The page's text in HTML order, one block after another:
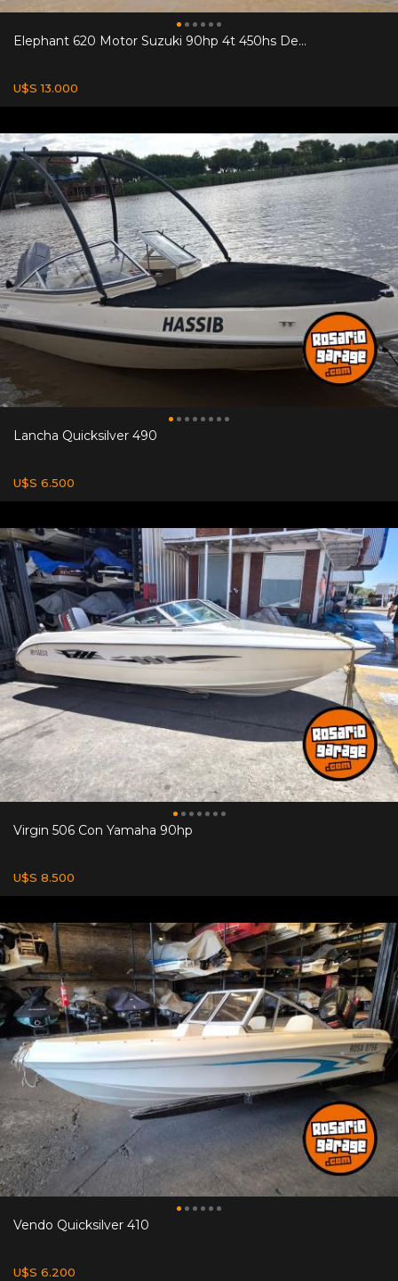
Elephant 620 Motor Suzuki 90hp 4t 450hs De...
U$S 13.000
Lancha Quicksilver 490
U$S 6.500
Virgin 506 Con Yamaha 90hp
U$S 8.500
Vendo Quicksilver 410
U$S 6.200